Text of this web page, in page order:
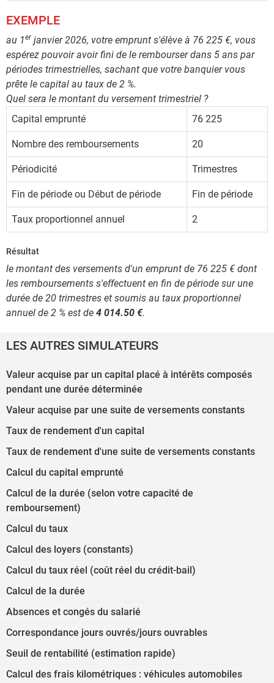
EXEMPLE
au 1erjanvier 2026, votre emprunt s'élève à 76 225 €, vous
espérez pouvoir avoir fini de le rembourser dans 5 ans par
périodes trimestrielles, sachant que votre banquier vous
prête le capital au taux de 2 %.
Quel sera le montant du versement trimestriel ?
Capital emprunté
76 225
Nombre des remboursements 20
Périodicité Trimestres
Fin de période ou Début de période Fin de période
Taux proportionnel annuel 2
Résultat
le montant des versements d'un emprunt de 76 225 € dont
les remboursements s'effectuent en fin de période sur une
durée de 20 trimestres et soumis au taux proportionnel
annuel de 2 % est de 4 014.50 €.
LES AUTRES SIMULATEURS
Valeur acquise par un capital placé à intérêts composés
pendant une durée déterminée
Valeur acquise par une suite de versements constants
Taux de rendement d'un capital
Taux de rendement d'une suite de versements constants
Calcul du capital emprunté
Calcul de la durée (selon votre capacité de
remboursement)
Calcul du taux
Calcul des loyers (constants)
Calcul du taux réel (coût réel du crédit-bail)
Calcul de la durée
Absences et congés du salarié
Correspondance jours ouvrés/jours ouvrables
Seuil de rentabilité (estimation rapide)
Calcul des frais kilométriques : véhicules automobiles